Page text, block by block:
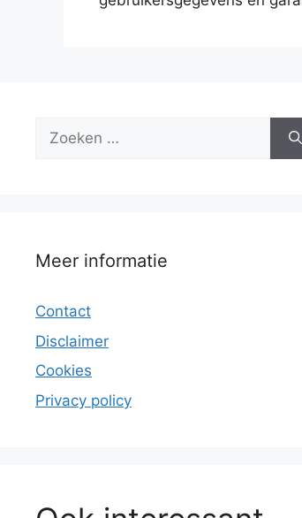
Zoek
Meer informatie
Contact
Disclaimer
Cookies
Privacy policy